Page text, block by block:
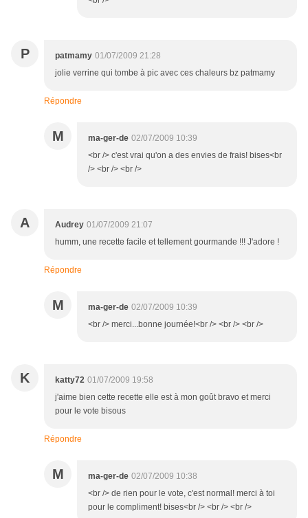
P patmamy 01/07/2009 21:28
jolie verrine qui tombe à pic avec ces chaleurs bz patmamy
Répondre
M ma-ger-de 02/07/2009 10:39
<br /> c'est vrai qu'on a des envies de frais! bises<br
/> <br /> <br />
A Audrey 01/07/2009 21:07
humm, une recette facile et tellement gourmande !!! J'adore !
Répondre
M ma-ger-de 02/07/2009 10:39
<br /> merci...bonne journée!<br /> <br /> <br />
K katty72 01/07/2009 19:58
j'aime bien cette recette elle est à mon goût bravo et merci
pour le vote bisous
Répondre
M ma-ger-de 02/07/2009 10:38
<br /> de rien pour le vote, c'est normal! merci à toi
pour le compliment! bises<br /> <br /> <br />